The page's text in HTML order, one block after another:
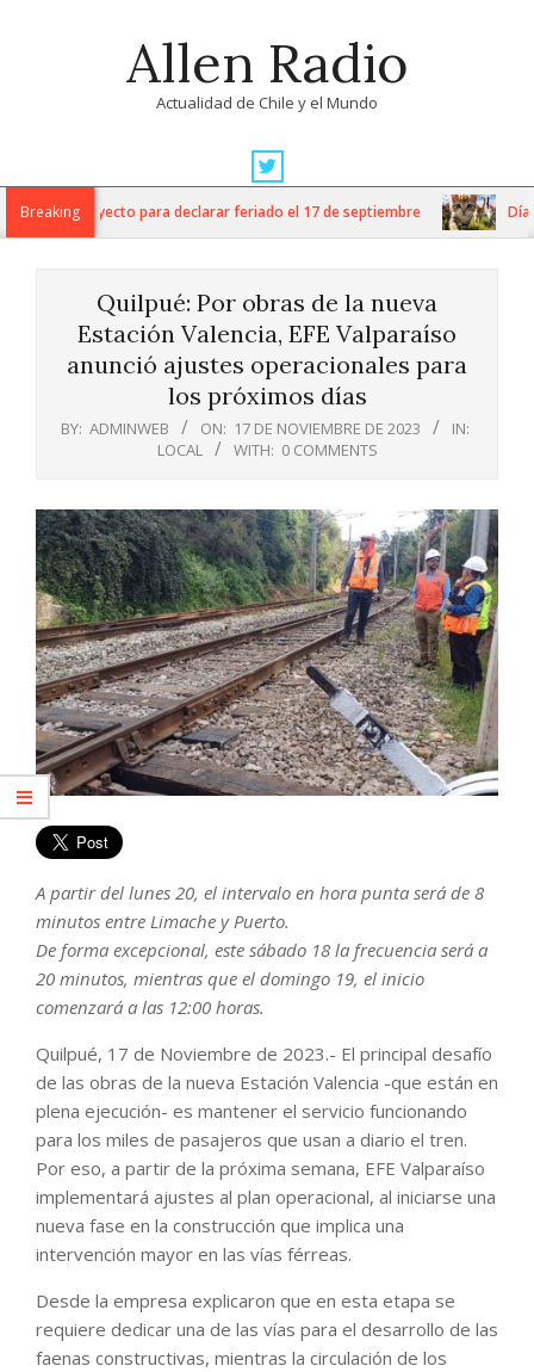
Allen Radio
Actualidad de Chile y el Mundo
Navigation
MenuBreakingproyecto para declarar feriado el 17 de septiembre Día
Quilpué: Por obras de la nueva
Estación Valencia, EFE Valparaíso
anunció ajustes operacionales para
los próximos días
BY: ADMINWEB ON: 17 DE NOVIEMBRE DE 2023
IN:
LOCAL
WITH: 0 COMMENTS
A partir del lunes 20, el intervalo en hora punta será de 8
minutos entre Limache y Puerto.
De forma excepcional, este sábado 18 la frecuencia será a
20 minutos, mientras que el domingo 19, el inicio
comenzará a las 12:00 horas.
Quilpué, 17 de Noviembre de 2023.- El principal desafío
de las obras de la nueva Estación Valencia -que están en
plena ejecución- es mantener el servicio funcionando
para los miles de pasajeros que usan a diario el tren.
Por eso, a partir de la próxima semana, EFE Valparaíso
implementará ajustes al plan operacional, al iniciarse una
nueva fase en la construcción que implica una
intervención mayor en las vías férreas.
Desde la empresa explicaron que en esta etapa se
requiere dedicar una de las vías para el desarrollo de las
faenas constructivas, mientras la circulación de los